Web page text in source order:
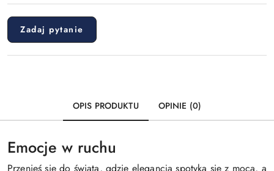
Zadaj pytanie
OPIS PRODUKTU OPINIE (0)
Emocje w ruchu